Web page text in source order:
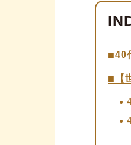
40